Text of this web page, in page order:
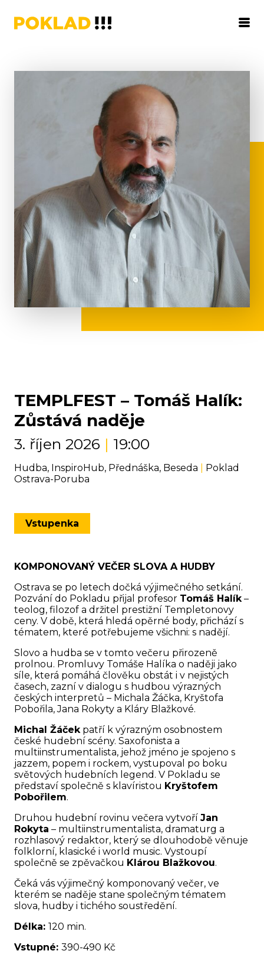
TEMPLFEST – Tomáš Halík:
Zůstává naděje
3. říjen 2026 | 19:00
Hudba, InspiroHub, Přednáška, Beseda
Poklad
Ostrava-Poruba
Vstupenka
KOMPONOVANÝ VEČER SLOVA A HUDBY
Ostrava se po letech dočká výjimečného setkání.
Pozvání do Pokladu přijal profesor Tomáš Halík–
teolog, filozof a držitel prestižní Templetonovy
ceny. V době, která hledá opěrné body, přichází s
tématem, které potřebujeme všichni: s nadějí.
Slovo a hudba se v tomto večeru přirozeně
prolnou. Promluvy Tomáše Halíka o naději jako
síle, která pomáhá člověku obstát i v nejistých
časech, zazní v dialogu s hudbou výrazných
českých interpretů – Michala Žáčka, Kryštofa
Pobořila, Jana Rokyty a Kláry Blažkové.
Michal Žáčekpatří k výrazným osobnostem
české hudební scény. Saxofonista a
multiinstrumentalista, jehož jméno je spojeno s
jazzem, popem i rockem, vystupoval po boku
světových hudebních legend. V Pokladu se
představí společně s klavíristou Kryštofem
Pobořilem.
Druhou hudební rovinu večera vytvoří Jan
Rokyta – multiinstrumentalista, dramaturg a
rozhlasový redaktor, který se dlouhodobě věnuje
folklorní, klasické i world music. Vystoupí
společně se zpěvačkou Klárou Blažkovou.
Čeká vás výjimečný komponovaný večer, ve
kterém se naděje stane společným tématem
slova, hudby i tichého soustředění.
Délka: 120 min.
Vstupné: 390-490 Kč